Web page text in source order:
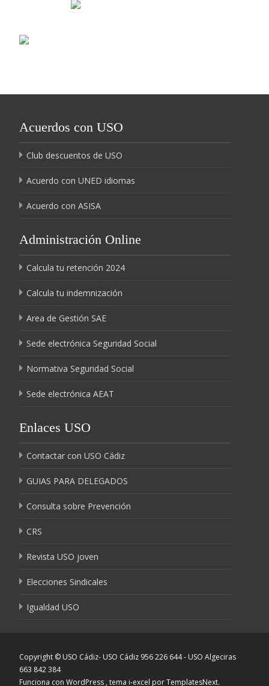
Acuerdos con USO
Club descuentos de USO
Acuerdo con UNED idiomas
Acuerdo con ASISA
Administración Online
Calcula tu retención 2024
Calcula tu indemnización
Area de Gestión SAE
Sede electrónica Seguridad Social
Normativa Seguridad Social
Sede electrónica AEAT
Enlaces USO
Contactar con USO Cádiz
GUIAS PARA DELEGADOS
Consulta sobre Prevención
CRS
Revista USO joven
Elecciones Sindicales
Igualdad USO
Copyright © USO Cádiz- USO Cádiz 956 226 644 - USO Algeciras
663 842 384
Funciona con WordPress , tema i-excel por TemplatesNext.